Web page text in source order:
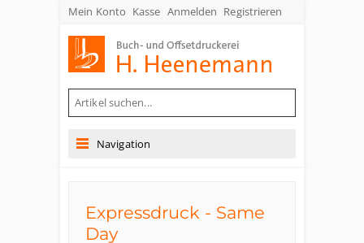
Mein Konto Kasse Anmelden Registrieren
Navigation
Expressdruck - Same
Day